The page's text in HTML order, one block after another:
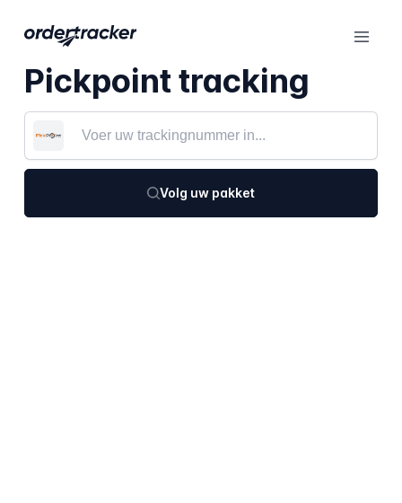
Pickpoint tracking
Volg uw pakket